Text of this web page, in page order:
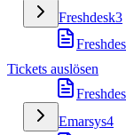
Freshdesk3
Tickets auslösen
Emarsys4